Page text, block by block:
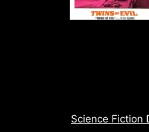
Science Fiction